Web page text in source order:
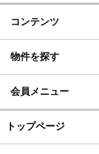
コンテンツ
物件を探す
会員メニュー
トップページ